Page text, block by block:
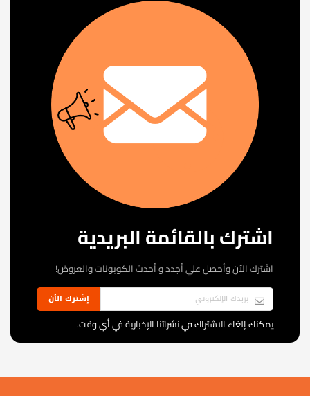
اشترك بالقائمة البريدية
اشترك الآن وأحصل علي أجدد و أحدث الكوبونات والعروض!
إشترك الأن
يمكنك إلغاء الاشتراك في نشراتنا الإخبارية في أي وقت.